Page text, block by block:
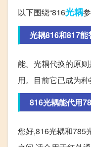
以下围绕“816光耦
光耦816和817能
能。光耦代换的原
用。目前它已成为种
816光耦能代用
您好,816光耦和785